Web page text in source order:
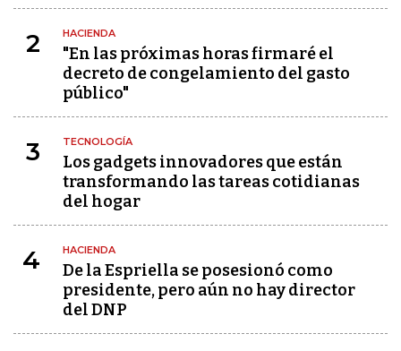
2 HACIENDA
"En las próximas horas firmaré el
decreto de congelamiento del gasto
público"
3 TECNOLOGÍA
Los gadgets innovadores que están
transformando las tareas cotidianas
del hogar
4 HACIENDA
De la Espriella se posesionó como
presidente, pero aún no hay director
del DNP